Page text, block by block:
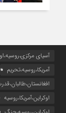
آسیای
آمریکا،روسیه،تحریم
اوکراین،آمریکا،روسیه